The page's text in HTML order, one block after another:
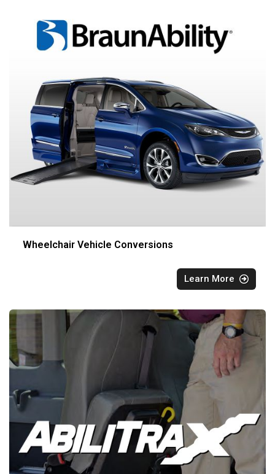
Wheelchair Vehicle Conversions
Learn More